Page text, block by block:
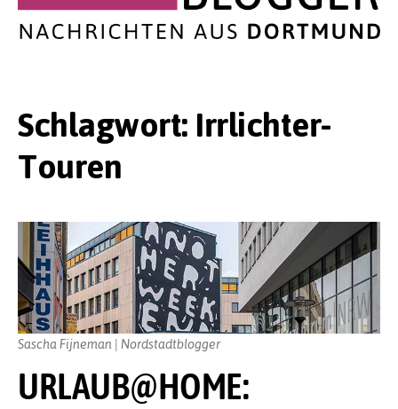
Schlagwort: Irrlichter-
Touren
URLAUB@HOME:
Sascha Fijneman | Nordstadtblogger